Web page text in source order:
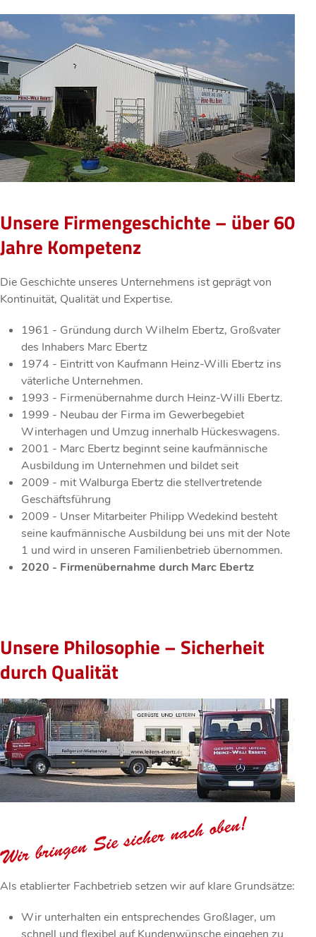
Unsere Firmengeschichte – über 60
Jahre Kompetenz
Die Geschichte unseres Unternehmens ist geprägt von
Kontinuität, Qualität und Expertise.
1961 - Gründung durch Wilhelm Ebertz, Großvater
des Inhabers Marc Ebertz
1974 - Eintritt von Kaufmann Heinz-Willi Ebertz ins
väterliche Unternehmen.
1993 - Firmenübernahme durch Heinz-Willi Ebertz.
1999 - Neubau der Firma im Gewerbegebiet
Winterhagen und Umzug innerhalb Hückeswagens.
2001 - Marc Ebertz beginnt seine kaufmännische
Ausbildung im Unternehmen und bildet seit
2009 - mit Walburga Ebertz die stellvertretende
Geschäftsführung
2009 - Unser Mitarbeiter Philipp Wedekind besteht
seine kaufmännische Ausbildung bei uns mit der Note
1 und wird in unseren Familienbetrieb übernommen.
2020 - Firmenübernahme durch Marc Ebertz
Unsere Philosophie – Sicherheit
durch Qualität
Als etablierter Fachbetrieb setzen wir auf klare Grundsätze:
Wir unterhalten ein entsprechendes Großlager, um